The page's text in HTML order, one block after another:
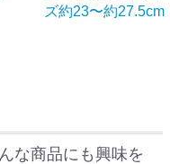
ズ約23〜約27.5cm
な商品にも興味を